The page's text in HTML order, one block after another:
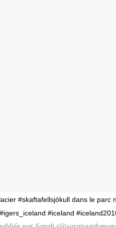
#skaftafellsjökull dans le
#iceland